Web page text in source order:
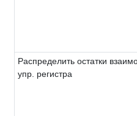
Распределить остатки
упр. регистра